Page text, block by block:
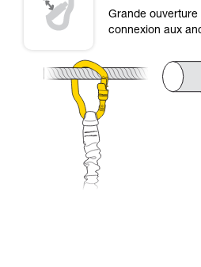
Grande
connexion aux